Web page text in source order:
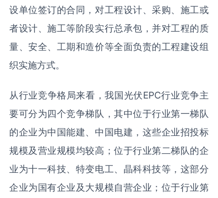
设单位签订的合同，对工程设计、采购、施工或
者设计、施工等阶段实行总承包，并对工程的质
量、安全、工期和造价等全面负责的工程建设组
织实施方式。
从行业竞争格局来看，我国光伏EPC行业竞争主
要可分为四个竞争梯队，其中位于行业第一梯队
的企业为中国能建、中国电建，这些企业招投标
规模及营业规模均较高；位于行业第二梯队的企
业为十一科技、特变电工、晶科科技等，这部分
企业为国有企业及大规模自营企业；位于行业第